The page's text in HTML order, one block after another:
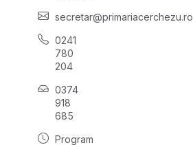
secretar@primariacerchezu.ro
0241
780
204
0374
918
685
Program